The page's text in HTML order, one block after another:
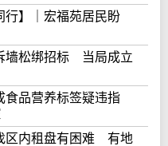
】｜宏福苑居民盼
墙松绑招标 当局成立
食品营养标签疑违指
区内租盘有困难 有地